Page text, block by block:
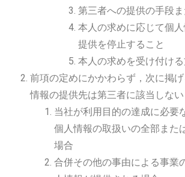
第三者への提供の手段
本人の求めに応じて個
提供を停止すること
本人の求めを受け付け
前項の定めにかかわらず，次に掲
情報の提供先は第三者に該当しない
当社が利用目的の達成に必要
個人情報の取扱いの全部また
場合
合併その他の事由による事業